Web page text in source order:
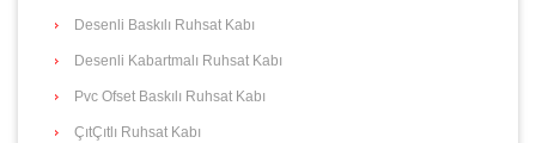
Desenli Baskılı Ruhsat Kabı
Desenli Kabartmalı Ruhsat Kabı
Pvc Ofset Baskılı Ruhsat Kabı
ÇıtÇıtlı Ruhsat Kabı